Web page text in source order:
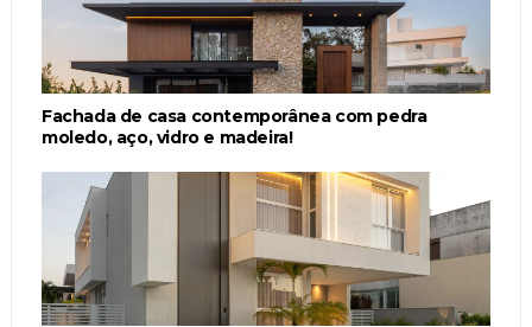
Fachada de casa contemporânea com pedra
moledo, aço, vidro e madeira!